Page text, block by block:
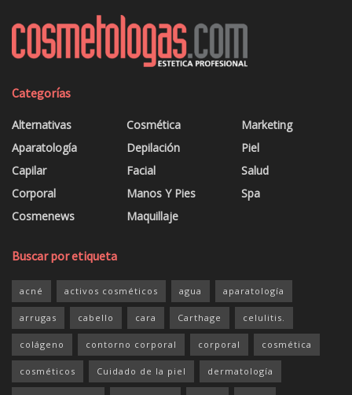
Categorías
Alternativas
Aparatología
Capilar
Corporal
Cosmenews
Cosmética
Depilación
Facial
Manos Y Pies
Maquillaje
Marketing
Piel
Salud
Spa
Buscar por etiqueta
acné activos cosméticos agua aparatología
arrugas cabello cara Carthage celulitis.
colágeno contorno corporal corporal cosmética
cosméticos Cuidado de la piel dermatología